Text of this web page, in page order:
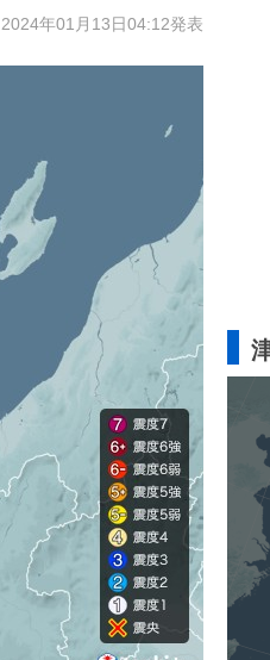
2024年01月13日04:12発表